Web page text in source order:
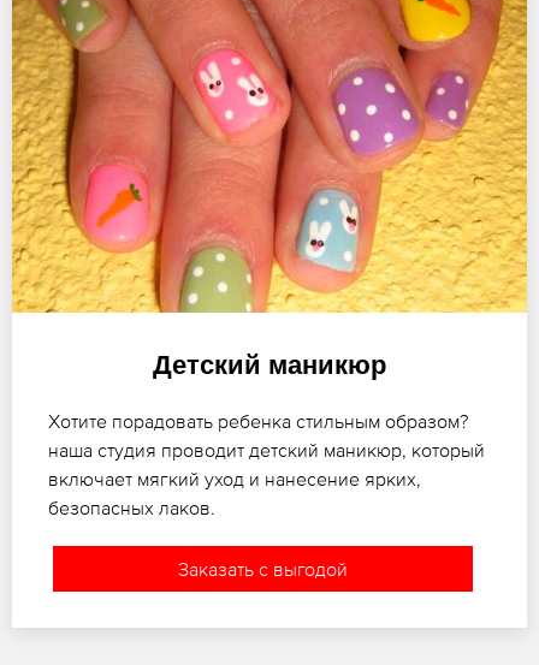
Детский маникюр
Хотите порадовать ребенка стильным образом?
наша студия проводит детский маникюр, который
включает мягкий уход и нанесение ярких,
безопасных лаков.
Заказать с выгодой